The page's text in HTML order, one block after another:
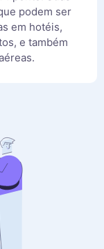
podem ser
em hotéis,
e também